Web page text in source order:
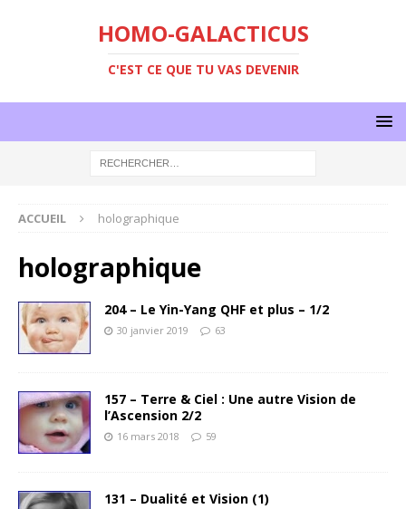
HOMO-GALACTICUS
C'EST CE QUE TU VAS DEVENIR
ACCUEIL holographique
holographique
204 – Le Yin-Yang QHF et plus – 1/2
30 janvier 2019 63
157 – Terre & Ciel : Une autre Vision de
l’Ascension 2/2
16 mars 2018 59
131 – Dualité et Vision (1)